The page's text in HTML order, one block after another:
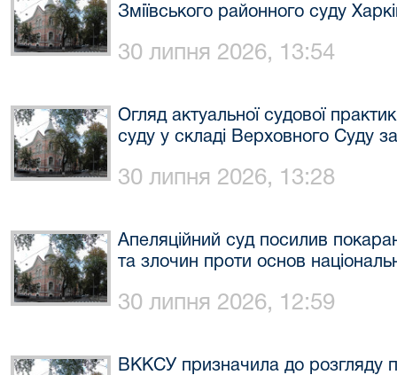
Зміївського районного суду
30 липня 2026, 13:54
Огляд актуальної судової
суду у складі Верховного Суду
30 липня 2026, 13:28
Апеляційний суд посилив
та злочин проти основ
30 липня 2026, 12:59
ВККСУ призначила до розгляду